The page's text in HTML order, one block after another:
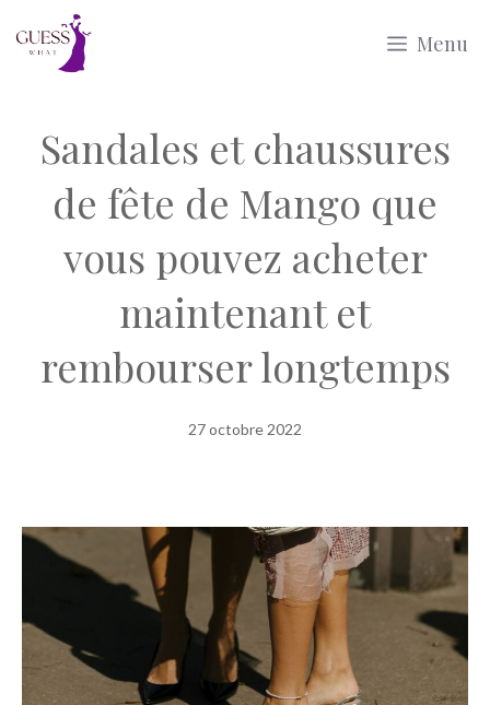
Menu
Sandales et chaussures
de fête de Mango que
vous pouvez acheter
maintenant et
rembourser longtemps
27 octobre 2022